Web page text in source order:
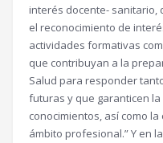
interés docente- sanitario,
el reconocimiento de
actividades formativas
que contribuyan a la
Salud para responder
futuras y que garanticen
conocimientos, así como
ámbito profesional.” Y en